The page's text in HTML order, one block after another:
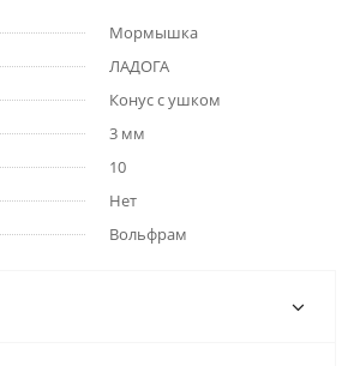
Мормышка
ЛАДОГА
Конус с ушком
3 мм
10
Нет
Вольфрам